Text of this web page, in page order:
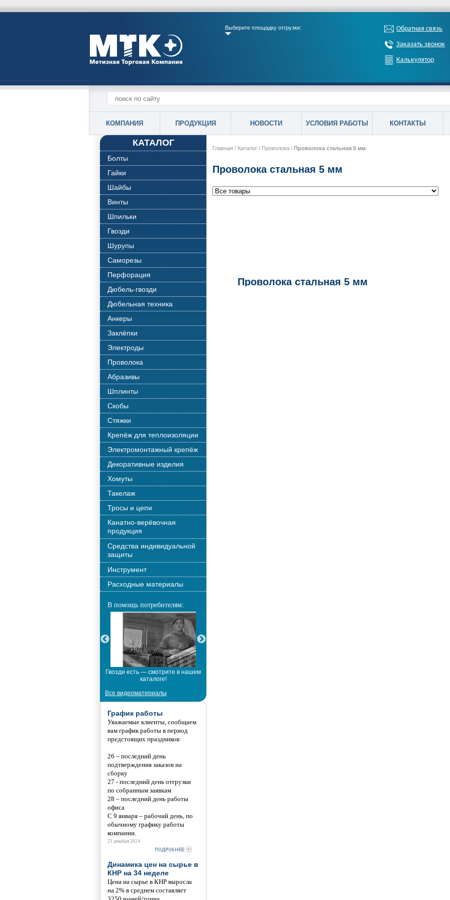
Выберите площадку отгрузки: Обратная связь
Заказать звонок
Калькулятор
КОМПАНИЯ ПРОДУКЦИЯ НОВОСТИ УСЛОВИЯ РАБОТЫ КОНТАКТЫ
КАТАЛОГ
Болты
Гайки
Шайбы
Винты
Шпильки
Гвозди
Шурупы
Саморезы
Перфорация
Дюбель-гвозди
Дюбельная техника
Анкеры
Заклёпки
Электроды
Проволока
Абразивы
Шплинты
Скобы
Стяжки
Крепёж для теплоизоляции
Электромонтажный крепёж
Декоративные изделия
Хомуты
Такелаж
Тросы и цепи
Канатно-верёвочная
продукция
Средства индивидуальной
защиты
Инструмент
Расходные материалы
В помощь потребителям:
Гвозди есть — смотрите в нашем
каталоге!
Все видеоматериалы
График работы
Уважаемые клиенты, сообщаем
вам график работы в период
предстоящих праздников:
26 – последний день
подтверждения заказов на
сборку
27 - последний день отгрузки
по собранным заявкам
28 – последний день работы
офиса
С 9 января – рабочий день, по
обычному графику работы
компании.
23 декабря 2024
Динамика цен на сырье в
КНР на 34 неделе
Цена на сырье в КНР выросла
на 2% в среднем составляет
Главная / Каталог / Проволока / Проволока стальная 5 мм
Проволока стальная 5 мм
Проволока стальная 5 мм